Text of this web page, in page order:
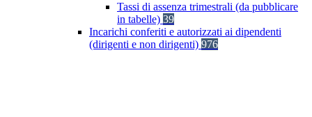
Tassi di assenza trimestrali (da pubblicare
in tabelle) 39
Incarichi conferiti e autorizzati ai dipendenti
(dirigenti e non dirigenti) 976